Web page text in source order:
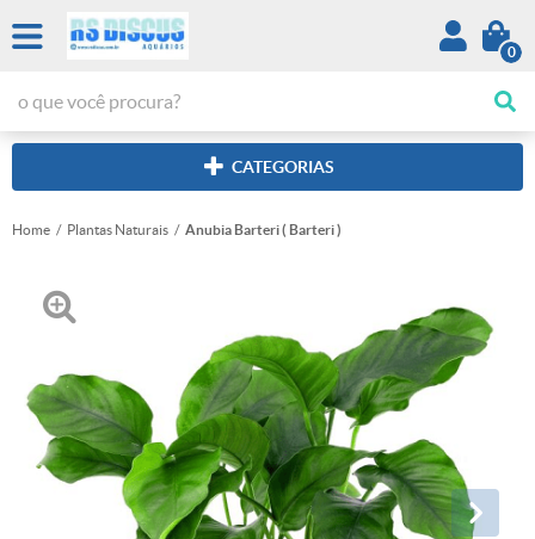
0
CATEGORIAS
Home Plantas Naturais Anubia Barteri ( Barteri )